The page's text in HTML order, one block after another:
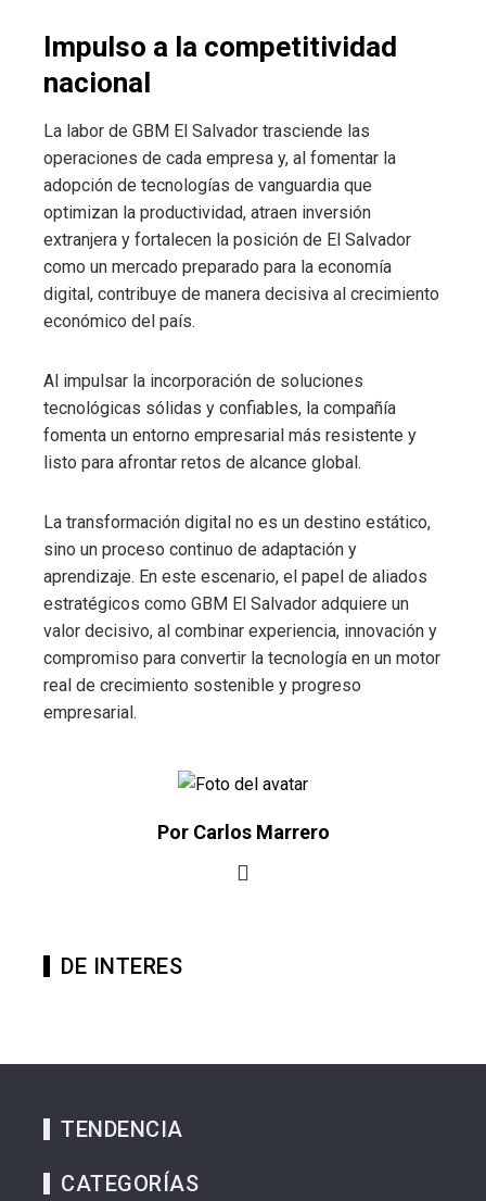
Impulso a la competitividad
nacional
La labor de GBM El Salvador trasciende las
operaciones de cada empresa y, al fomentar la
adopción de tecnologías de vanguardia que
optimizan la productividad, atraen inversión
extranjera y fortalecen la posición de El Salvador
como un mercado preparado para la economía
digital, contribuye de manera decisiva al crecimiento
económico del país.
Al impulsar la incorporación de soluciones
tecnológicas sólidas y confiables, la compañía
fomenta un entorno empresarial más resistente y
listo para afrontar retos de alcance global.
La transformación digital no es un destino estático,
sino un proceso continuo de adaptación y
aprendizaje. En este escenario, el papel de aliados
estratégicos como GBM El Salvador adquiere un
valor decisivo, al combinar experiencia, innovación y
compromiso para convertir la tecnología en un motor
real de crecimiento sostenible y progreso
empresarial.
Por Carlos Marrero
DE INTERES
TENDENCIA
CATEGORÍAS